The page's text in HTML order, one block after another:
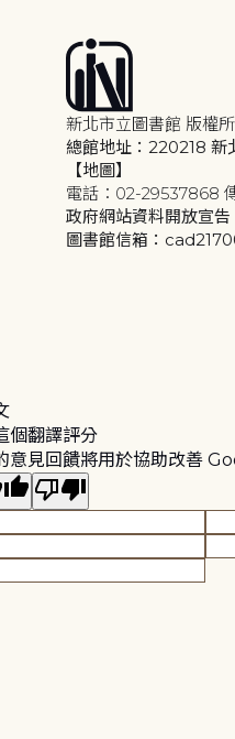
新北市立圖書館 版權
總館地址：220218 新
【地圖】
電話：02-29537868
政府網站資料開放宣告
圖書館信箱：
個翻譯評分
意見回饋將用於協助改善